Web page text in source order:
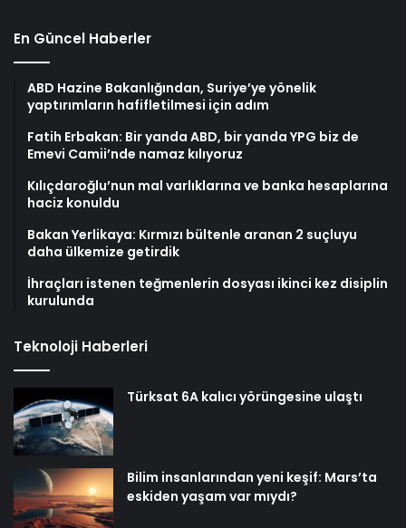
En Güncel Haberler
ABD Hazine Bakanlığından, Suriye’ye yönelik
yaptırımların hafifletilmesi için adım
Fatih Erbakan: Bir yanda ABD, bir yanda YPG biz de
Emevi Camii’nde namaz kılıyoruz
Kılıçdaroğlu’nun mal varlıklarına ve banka hesaplarına
haciz konuldu
Bakan Yerlikaya: Kırmızı bültenle aranan 2 suçluyu
daha ülkemize getirdik
İhraçları istenen teğmenlerin dosyası ikinci kez disiplin
kurulunda
Teknoloji Haberleri
Türksat 6A kalıcı yörüngesine ulaştı
Bilim insanlarından yeni keşif: Mars’ta
eskiden yaşam var mıydı?